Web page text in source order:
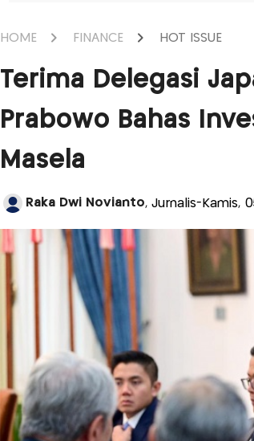
HOME FINANCE HOT ISSUE
Terima Delegasi
Prabowo Bahas
Masela
Raka Dwi Novianto, Jurnalis-Kamis,